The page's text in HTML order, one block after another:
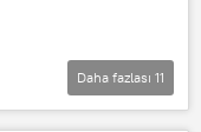
Daha fazlası 11